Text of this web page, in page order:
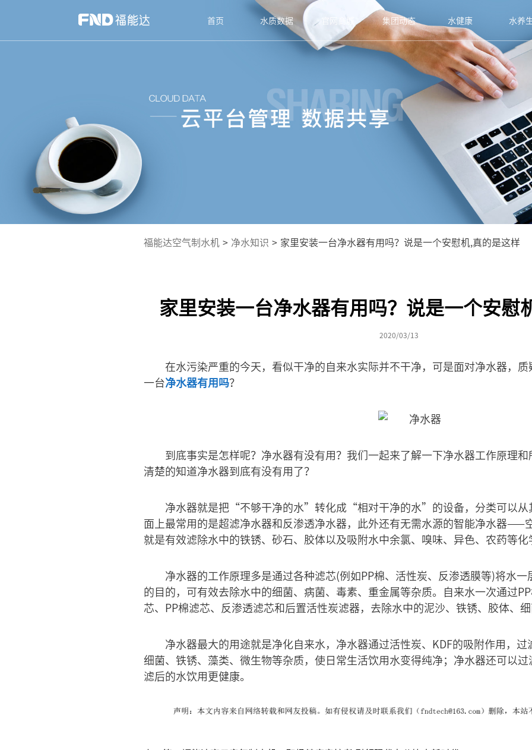
首页 水质数据 官网商城 集团动态 水健康 水养
福能达空气制水机 > 净水知识 > 家里安装一台净水器有用吗？说是一个安慰机,真的是这样
家里安装一台净水器有用吗？说是一个安慰
2020/03/13
在水污染严重的今天，看似干净的自来水实际并不干净，可是面对净水器，
一台净水器有用吗？
到底事实是怎样呢？净水器有没有用？我们一起来了解一下净水器工作原理
清楚的知道净水器到底有没有用了？
净水器就是把“不够干净的水”转化成“相对干净的水”的设备，分类可以从
面上最常用的是超滤净水器和反渗透净水器，此外还有无需水源的智能净水器——
就是有效滤除水中的铁锈、砂石、胶体以及吸附水中余氯、嗅味、异色、农药等化
净水器的工作原理多是通过各种滤芯(例如PP棉、活性炭、反渗透膜等)将水
的目的，可有效去除水中的细菌、病菌、毒素、重金属等杂质。自来水一次通过
芯、PP棉滤芯、反渗透滤芯和后置活性炭滤器，去除水中的泥沙、铁锈、胶体、细
净水器最大的用途就是净化自来水，净水器通过活性炭、KDF的吸附作用，过
细菌、铁锈、藻类、微生物等杂质，使日常生活饮用水变得纯净；净水器还可以
滤后的水饮用更健康。